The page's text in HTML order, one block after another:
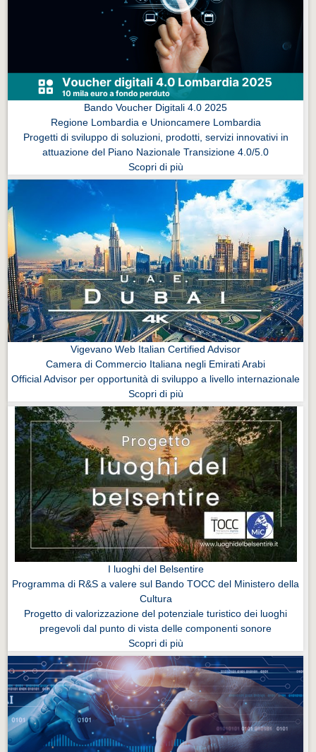
Eventi Vigevano
Eventi Pavia
Bando Voucher Digitali 4.0 2025
Regione Lombardia e Unioncamere Lombardia
Progetti di sviluppo di soluzioni, prodotti, servizi innovativi in
attuazione del Piano Nazionale Transizione 4.0/5.0
Scopri di più
Vigevano Web Italian Certified Advisor
Camera di Commercio Italiana negli Emirati Arabi
Official Advisor per opportunità di sviluppo a livello internazionale
Scopri di più
I luoghi del Belsentire
Programma di R&S a valere sul Bando TOCC del Ministero della
Cultura
Progetto di valorizzazione del potenziale turistico dei luoghi
pregevoli dal punto di vista delle componenti sonore
Scopri di più